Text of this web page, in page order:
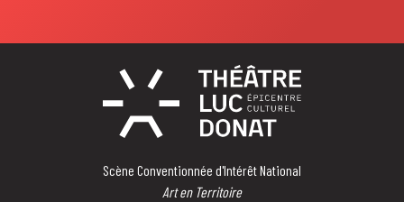
Scène Conventionnée d'Intérêt National
Art en Territoire